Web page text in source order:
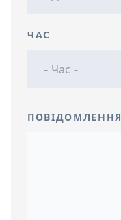
ЧАС
ПОВІДОМЛЕННЯ